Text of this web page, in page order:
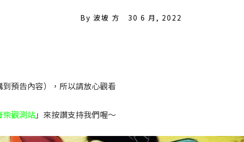
By 波坡 方 30 6 月, 2022
預告內容），所以請放心觀看
柴觀測站」來按讚支持我們喔～